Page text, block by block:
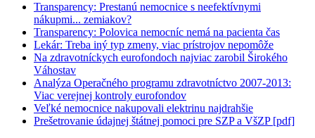
Transparency: Prestanú nemocnice s neefektívnymi
nákupmi... zemiakov?
Transparency: Polovica nemocníc nemá na pacienta čas
Lekár: Treba iný typ zmeny, viac prístrojov nepomôže
Na zdravotníckych eurofondoch najviac zarobil Širokého
Váhostav
Analýza Operačného programu zdravotníctvo 2007-2013:
Viac verejnej kontroly eurofondov
Veľké nemocnice nakupovali elektrinu najdrahšie
Prešetrovanie údajnej štátnej pomoci pre SZP a VšZP [pdf]